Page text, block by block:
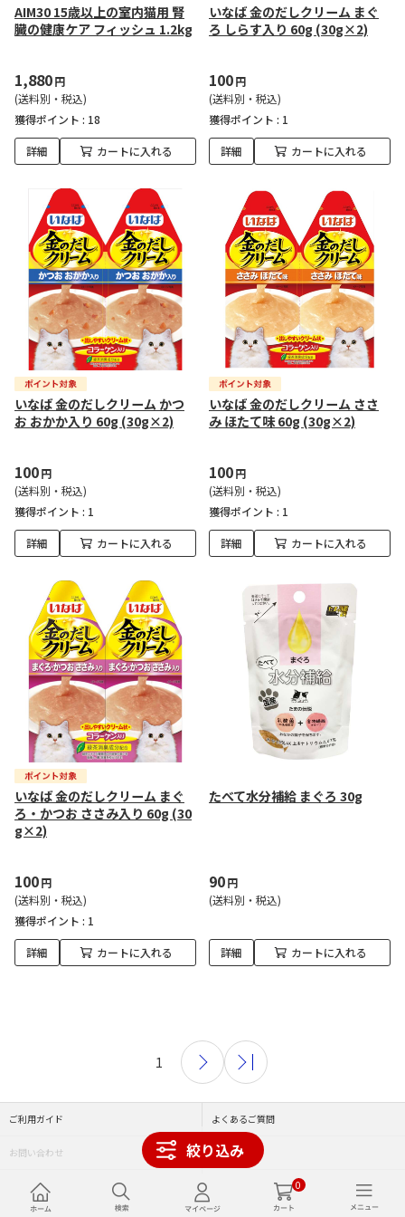
0
絞り込み
AIM30 15歳以上の室内猫用 腎
臓の健康ケア フィッシュ 1.2kg
1,880円
(送料別・税込)
獲得ポイント : 18
詳細 カートに入れる
いなば 金のだしクリーム まぐ
ろ しらす入り 60g (30g×2)
100円
(送料別・税込)
獲得ポイント : 1
詳細 カートに入れる
いなば 金のだしクリーム かつ
お おかか入り 60g (30g×2)
100円
(送料別・税込)
獲得ポイント : 1
詳細 カートに入れる
いなば 金のだしクリーム ささ
み ほたて味 60g (30g×2)
100円
(送料別・税込)
獲得ポイント : 1
詳細 カートに入れる
いなば 金のだしクリーム まぐ
ろ・かつお ささみ入り 60g (30
g×2)
100円
(送料別・税込)
獲得ポイント : 1
詳細 カートに入れる
たべて水分補給 まぐろ 30g
90円
(送料別・税込)
詳細 カートに入れる
1
ご利用ガイド よくあるご質問
お問い合わせ 利用規約
サイト運営会社について 特定商取引法に基づく表記について